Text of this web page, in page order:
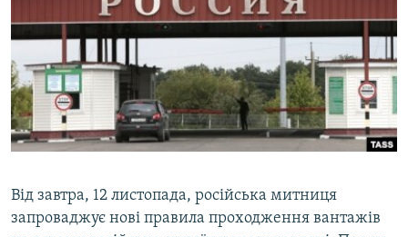
ВСЕ ЗА ДЕНЬ
СПЕЦПРОЕКТИ
ДЕПОРТАЦІЯ
ВІДЕОУРОКИ «ELIFBE»
СВІДЧЕННЯ ОКУПАЦІЇ
ІНФОГРАФІКА
ЯК ОБІЙТИ БЛОКУВАННЯ
Русский
Qırımtatar
ДОЛУЧАЙСЯ!
Від завтра, 12 листопада, російська митниця
запроваджує нові правила проходження вантажів